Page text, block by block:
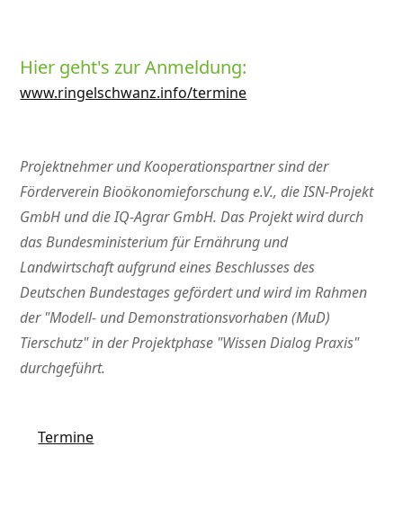
Hier geht's zur Anmeldung:
www.ringelschwanz.info/termine
Projektnehmer und Kooperationspartner sind der
Förderverein Bioökonomieforschung e.V., die ISN-Projekt
GmbH und die IQ-Agrar GmbH. Das Projekt wird durch
das Bundesministerium für Ernährung und
Landwirtschaft aufgrund eines Beschlusses des
Deutschen Bundestages gefördert und wird im Rahmen
der Modell- und Demonstrationsvorhaben (MuD)
Tierschutz in der Projektphase Wissen Dialog Praxis
durchgeführt.
Termine